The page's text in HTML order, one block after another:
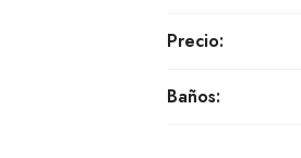
Precio:
Baños: